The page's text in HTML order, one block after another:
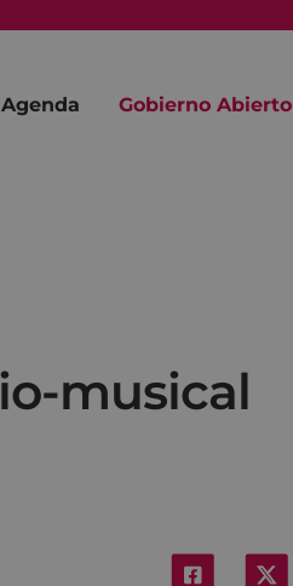
Agenda Gobierno Abierto
musical